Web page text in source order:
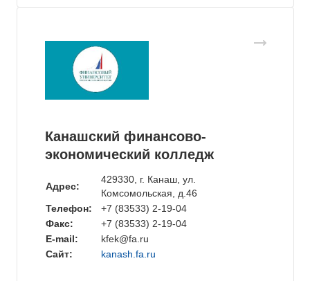
Канашский финансово-
экономический колледж
Адрес:
429330, г. Канаш, ул.
Комсомольская, д.46
Телефон:
+7 (83533) 2-19-04
Факс:
+7 (83533) 2-19-04
E-mail:
kfek@fa.ru
Сайт:
kanash.fa.ru